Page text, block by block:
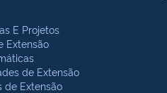
E Projetos
Extensão
de Extensão
de Extensão